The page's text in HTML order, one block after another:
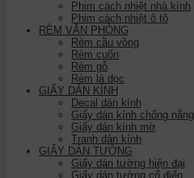
Phim cách nhiệt nhà kính
Phim cách nhiệt ô tô
RÈM VĂN PHÒNG
Rèm cầu vồng
Rèm cuốn
Rèm gỗ
Rèm lá dọc
GIẤY DÁN KÍNH
Decal dán kính
Giấy dán kính chống nắng
Giấy dán kính mờ
Tranh dán kính
GIẤY DÁN TƯỜNG
Giấy dán tường hiện đại
Giấy dán tường cổ điển